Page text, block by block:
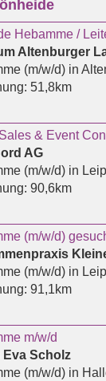
Altenburger
(m/w/d)in
51,8km
AG
(m/w/d)in
90,6km
(m/w/d)in
91,1km
m/w/d
Eva Scholz
(m/w/d)in